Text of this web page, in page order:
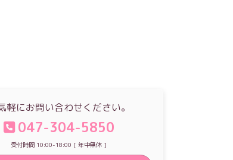
軽にお問い合わせください。
047-304-5850
受付時間 10:00-18:00 [ 年中無休 ]